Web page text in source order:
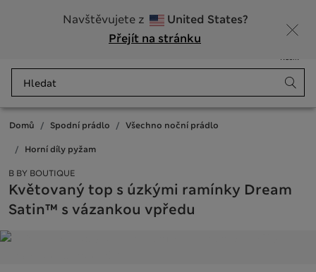
Navštěvujete z
United States?
Přejít na stránku
Košík
Domů Spodní prádlo Všechno noční prádlo
Horní díly pyžam
B BY BOUTIQUE
Květovaný top s úzkými ramínky Dream
Satin™ s vázankou vpředu